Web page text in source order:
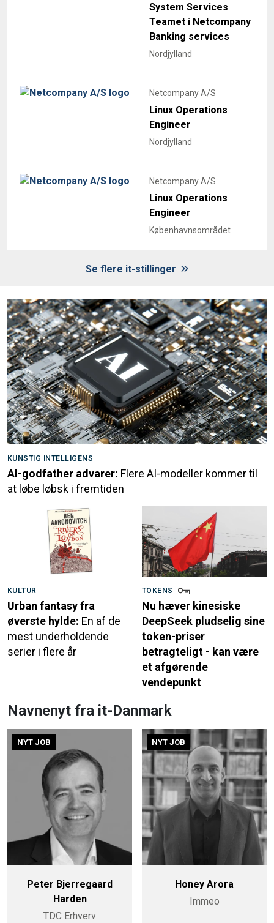
System Services
Teamet i Netcompany
Banking services
Nordjylland
Netcompany A/S
Linux Operations
Engineer
Nordjylland
Netcompany A/S
Linux Operations
Engineer
Københavnsområdet
Se flere it-stillinger
KUNSTIG INTELLIGENS
AI-godfather advarer: Flere AI-modeller kommer til
at løbe løbsk i fremtiden
KULTUR
Urban fantasy fra
øverste hylde: En af de
mest underholdende
serier i flere år
TOKENS
Nu hæver kinesiske
DeepSeek pludselig sine
token-priser
betragteligt - kan være
et afgørende
vendepunkt
Navnenyt fra it-Danmark
NYT JOB
Peter Bjerregaard
Harden
TDC Erhverv
NYT JOB
Honey Arora
Immeo